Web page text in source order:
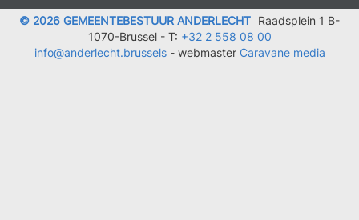
© 2026 GEMEENTEBESTUUR ANDERLECHT Raadsplein 1 B-
1070-Brussel - T: +32 2 558 08 00
info@anderlecht.brussels- webmaster Caravane media